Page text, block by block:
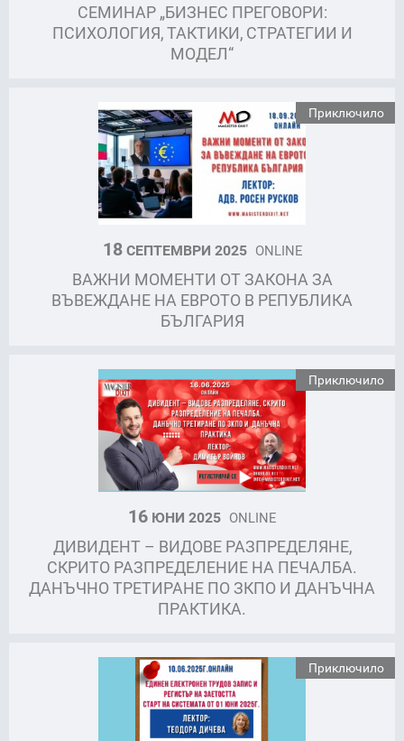
СЕМИНАР „БИЗНЕС ПРЕГОВОРИ:
ПСИХОЛОГИЯ, ТАКТИКИ, СТРАТЕГИИ И
МОДЕЛ“
Приключило
18СЕПТЕМВРИ 2025 ONLINE
ВАЖНИ МОМЕНТИ ОТ ЗАКОНА ЗА
ВЪВЕЖДАНЕ НА ЕВРОТО В РЕПУБЛИКА
БЪЛГАРИЯ
Приключило
16 ЮНИ 2025 ONLINE
ДИВИДЕНТ – ВИДОВЕ РАЗПРЕДЕЛЯНЕ,
СКРИТО РАЗПРЕДЕЛЕНИЕ НА ПЕЧАЛБА.
ДАНЪЧНО ТРЕТИРАНЕ ПО ЗКПО И ДАНЪЧНА
ПРАКТИКА.
Приключило